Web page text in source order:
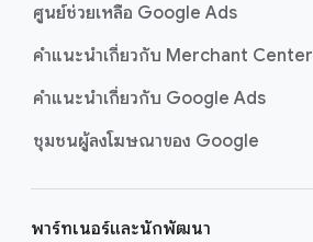
ศูนย์ช่วยเหลือ Google Ads
คำแนะนำเกี่ยวกับ Merchant Center
คำแนะนำเกี่ยวกับ Google Ads
ชุมชนผู้ลงโฆษณาของ Google
พาร์ทเนอร์และนักพัฒนา